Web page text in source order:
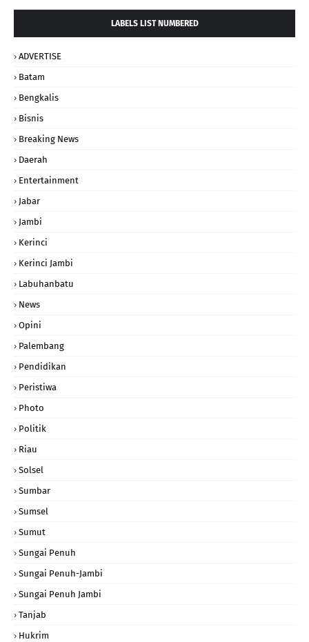
LABELS LIST NUMBERED
ADVERTISE
Batam
Bengkalis
Bisnis
Breaking News
Daerah
Entertainment
Jabar
Jambi
Kerinci
Kerinci Jambi
Labuhanbatu
News
Opini
Palembang
Pendidikan
Peristiwa
Photo
Politik
Riau
Solsel
Sumbar
Sumsel
Sumut
Sungai Penuh
Sungai Penuh-Jambi
Sungai Penuh Jambi
Tanjab
Hukrim